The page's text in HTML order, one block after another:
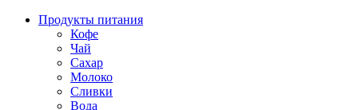
Продукты питания
Кофе
Чай
Сахар
Молоко
Сливки
Вода